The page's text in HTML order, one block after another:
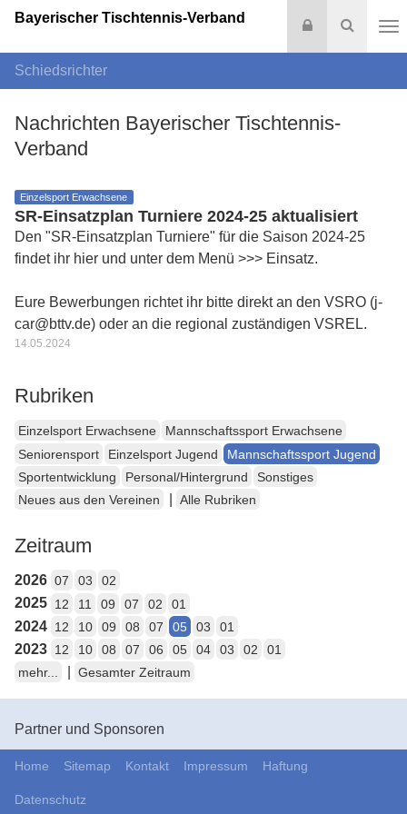
Suche
Login
Bayerischer Tischtennis-Verband
Schiedsrichter
Nachrichten Bayerischer Tischtennis-
Verband
Einzelsport Erwachsene
SR-Einsatzplan Turniere 2024-25 aktualisiert
Den "SR-Einsatzplan Turniere" für die Saison 2024-25
findet ihr hier und unter dem Menü >>> Einsatz.
Eure Bewerbungen richtet ihr bitte direkt an den VSRO (j-
car@bttv.de) oder an die regional zuständigen VSREL.
14.05.2024
Rubriken
Einzelsport Erwachsene
Mannschaftssport Erwachsene
Seniorensport
Einzelsport Jugend
Mannschaftssport Jugend
Sportentwicklung
Personal/Hintergrund
Sonstiges
Neues aus den Vereinen
Alle Rubriken
Zeitraum
2026 07 03 02
2025 12 11 09 07 02 01
2024 12 10 09 08 07 05 03 01
2023 12 10 08 07 06 05 04 03 02
01
mehr...
Gesamter Zeitraum
Partner und Sponsoren
Home Sitemap Kontakt Impressum Haftung
Datenschutz